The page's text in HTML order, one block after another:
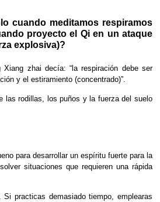
cuando meditamos respiramos
proyecto el Qi en un ataque
explosiva)?
zhai decía: “la respiración debe ser
y el estiramiento (concentrado)”.
las rodillas, los puños y la fuerza del suelo
para desarrollar un espíritu fuerte para la
situaciones que requieren una rápida
practicas demasiado tiempo, emplearas